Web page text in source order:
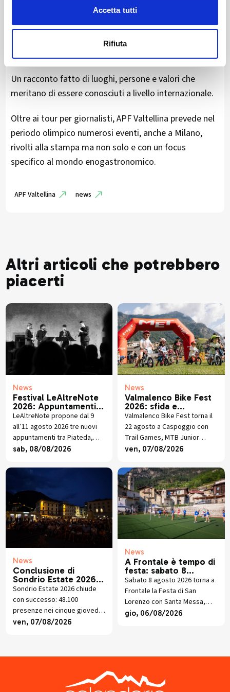
Accetta tutti
Rifiuta
lungo periodo: utilizzare l’evento olimpico per
costruire una narrazione duratura della Valtellina,
capace di attrarre visitatori anche dopo la fine dei
Giochi.
Un racconto fatto di luoghi, persone e valori che
meritano di essere conosciuti a livello internazionale.
Oltre ai tour per giornalisti, APF Valtellina prevede nel
periodo olimpico numerosi eventi, anche a Milano,
rivolti alla stampa ma non solo e con un focus
specifico al mondo enogastronomico.
APF Valtellina news
Altri articoli che potrebbero
piacerti
News
Festival LeAltreNote
2026: Appuntamenti 9
- 11 agosto
LeAltreNote propone dal 9
all’11 agosto 2026 tre nuovi
appuntamenti tra Piateda,
Bormio e Lanzada, dalla
quartetto di sassofoni fino
d’Assisi.
sab, 08/08/2026
News
Valmalenco Bike Fest
2026: sfida e
divertimento in MTB
Valmalenco Bike Fest torna il
22 agosto a Caspoggio con
Trail Games, MTB Junior
Race, street food alpino,
ven, 07/08/2026
News
Conclusione di
Sondrio Estate 2026:
Grandi esibizioni e
presenze in crescita
Sondrio Estate 2026 chiude
con successo: 48.100
presenze nei cinque giovedì
di luglio tra musica, visite
ven, 07/08/2026
News
A Frontale è tempo di
festa: sabato 8
agosto torna la
tradizionale festa
patronale di San
Lorenzo
Sabato 8 agosto 2026 torna a
Frontale la Festa di San
Lorenzo con Santa Messa,
torneo di pallavolo, cucina
gio, 06/08/2026